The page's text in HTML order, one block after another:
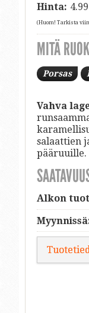
Hinta: 4.99
(Huom! Tarkista
MITÄ
Porsas
Vahva
salaattien
pääruuille.
Alkon